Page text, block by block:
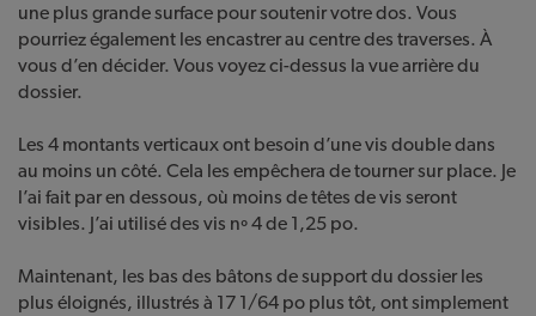
une plus grande surface pour soutenir votre dos. Vous
pourriez également les encastrer au centre des traverses. À
vous d’en décider. Vous voyez ci-dessus la vue arrière du
dossier.
Les 4 montants verticaux ont besoin d’une vis double dans
au moins un côté. Cela les empêchera de tourner sur place. Je
l’ai fait par en dessous, où moins de têtes de vis seront
visibles. J’ai utilisé des vis nº 4 de 1,25 po.
Maintenant, les bas des bâtons de support du dossier les
plus éloignés, illustrés à 17 1/64 po plus tôt, ont simplement